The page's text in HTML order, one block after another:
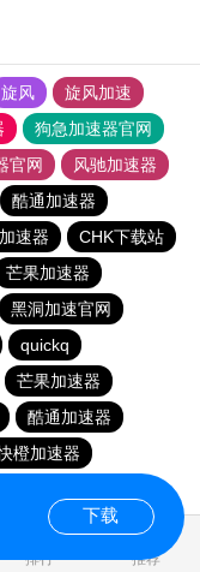
旋风
旋风加速
狗急加速器官网
官网
风驰加速器
酷通加速器
速器
CHK下载站
芒果加速器
黑洞加速官网
quickq
芒果加速器
酷通加速器
橙加速器
排行 推荐
下载
1.051091s